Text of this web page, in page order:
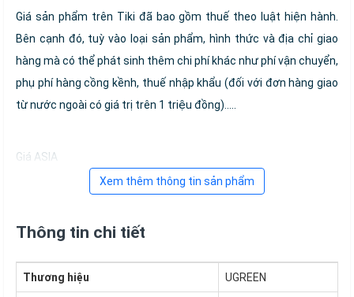
Giá sản phẩm trên Tiki đã bao gồm thuế theo luật hiện hành.
Bên cạnh đó, tuỳ vào loại sản phẩm, hình thức và địa chỉ giao
hàng mà có thể phát sinh thêm chi phí khác như phí vận chuyển,
phụ phí hàng cồng kềnh, thuế nhập khẩu (đối với đơn hàng giao
từ nước ngoài có giá trị trên 1 triệu đồng).....
Giá ASIA
Xem thêm thông tin sản phẩm
Thông tin chi tiết
Thương hiệu UGREEN